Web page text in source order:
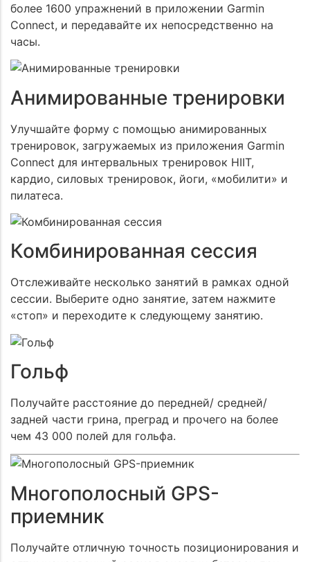
более 1600 упражнений в приложении Garmin
Connect, и передавайте их непосредственно на
часы.
Анимированные тренировки
Улучшайте форму с помощью анимированных
тренировок, загружаемых из приложения Garmin
Connect для интервальных тренировок HIIT,
кардио, силовых тренировок, йоги, «мобилити» и
пилатеса.
Комбинированная сессия
Отслеживайте несколько занятий в рамках одной
сессии. Выберите одно занятие, затем нажмите
«стоп» и переходите к следующему занятию.
Гольф
Получайте расстояние до передней/ средней/
задней части грина, преград и прочего на более
чем 43 000 полей для гольфа.
Многополосный GPS-
приемник
Получайте отличную точность позиционирования и